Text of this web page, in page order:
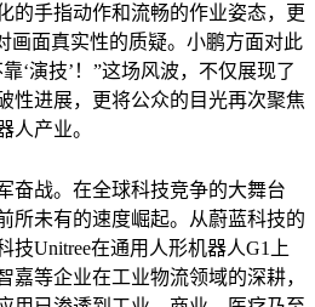
的手指动作和流畅的作业姿态，更
画面真实性的质疑。小鹏方面对此
‘演技’！”这场风波，不仅展现了
性进展，更将公众的目光再次聚焦
人产业。
奋战。在全球科技竞争的大舞台
所未有的速度崛起。从蔚蓝科技的
技Unitree在通用人形机器人G1上
嘉等企业在工业物流领域的深耕，